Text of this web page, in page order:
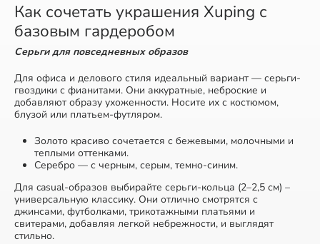
Как сочетать украшения Xuping с
базовым гардеробом
Серьги для повседневных образов
Для офиса и делового стиля идеальный вариант — серьги-
гвоздики с фианитами. Они аккуратные, неброские и
добавляют образу ухоженности. Носите их с костюмом,
блузой или платьем-футляром.
Золото красиво сочетается с бежевыми, молочными и
теплыми оттенками.
Серебро — с черным, серым, темно-синим.
Для casual-образов выбирайте серьги-кольца (2–2,5 см) –
универсальную классику. Они отлично смотрятся с
джинсами, футболками, трикотажными платьями и
свитерами, добавляя легкой небрежности, и выглядят
стильно.